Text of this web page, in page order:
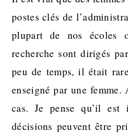
postes clés de
plupart de nos écoles
recherche sont dirigés
peu de temps, il était
enseigné par une femme.
cas. Je pense qu’il
décisions peuvent être